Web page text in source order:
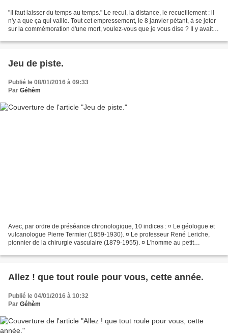
"Il faut laisser du temps au temps." Le recul, la distance, le recueillement : il
n'y a que ça qui vaille. Tout cet empressement, le 8 janvier pétant, à se jeter
sur la commémoration d'une mort, voulez-vous que je vous dise ? Il y avait
Jeu de piste.
Publié le 08/01/2016 à 09:33
Par Géhèm
Avec, par ordre de préséance chronologique, 10 indices : ¤ Le géologue et
vulcanologue Pierre Termier (1859-1930). ¤ Le professeur René Leriche,
pionnier de la chirurgie vasculaire (1879-1955). ¤ L'homme au petit
Allez ! que tout roule pour vous, cette année.
Publié le 04/01/2016 à 10:32
Par Géhèm